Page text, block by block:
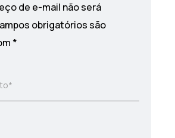
de e-mail não será
obrigatórios são
*